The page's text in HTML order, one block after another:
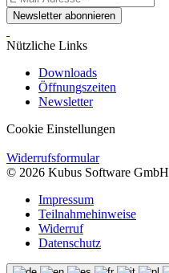
Newsletter abonnieren
Nützliche Links
Downloads
Öffnungszeiten
Newsletter
Cookie Einstellungen
Widerrufsformular
© 2026 Kubus Software GmbH
Impressum
Teilnahmehinweise
Widerruf
Datenschutz